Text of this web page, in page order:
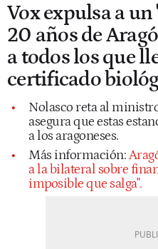
Vox expulsa a
20 años de
a todos los que
certificado
Nolasco reta al
asegura que estas
a los aragoneses.
Más información:
a la bilateral sobre
imposible que salga".